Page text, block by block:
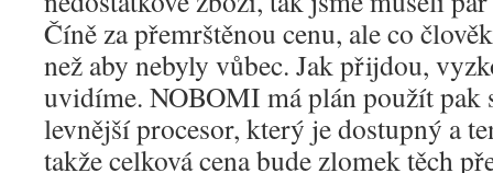
Číně za přemrštěnou cenu, ale co
než aby nebyly vůbec. Jak přijdou,
uvidíme. NOBOMI má plán použít pak
levnější procesor, který je dostupný a
takže celková cena bude zlomek těch